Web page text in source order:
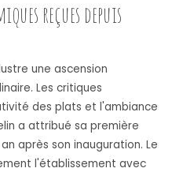
reçues depuis
une ascension
Les critiques
des plats et l'ambiance
a attribué sa première
après son inauguration. Le
l'établissement avec